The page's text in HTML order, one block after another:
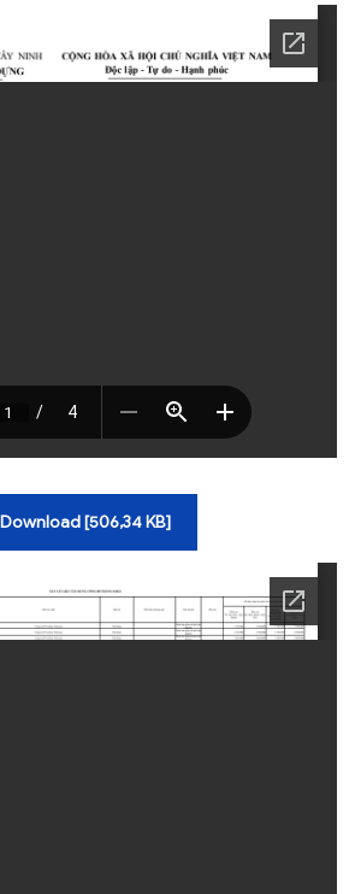
Download [506,34 KB]